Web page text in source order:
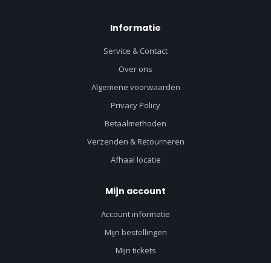
Informatie
Service & Contact
Over ons
Algemene voorwaarden
Privacy Policy
Betaalmethoden
Verzenden & Retourneren
Afhaal locatie
Mijn account
Account informatie
Mijn bestellingen
Mijn tickets